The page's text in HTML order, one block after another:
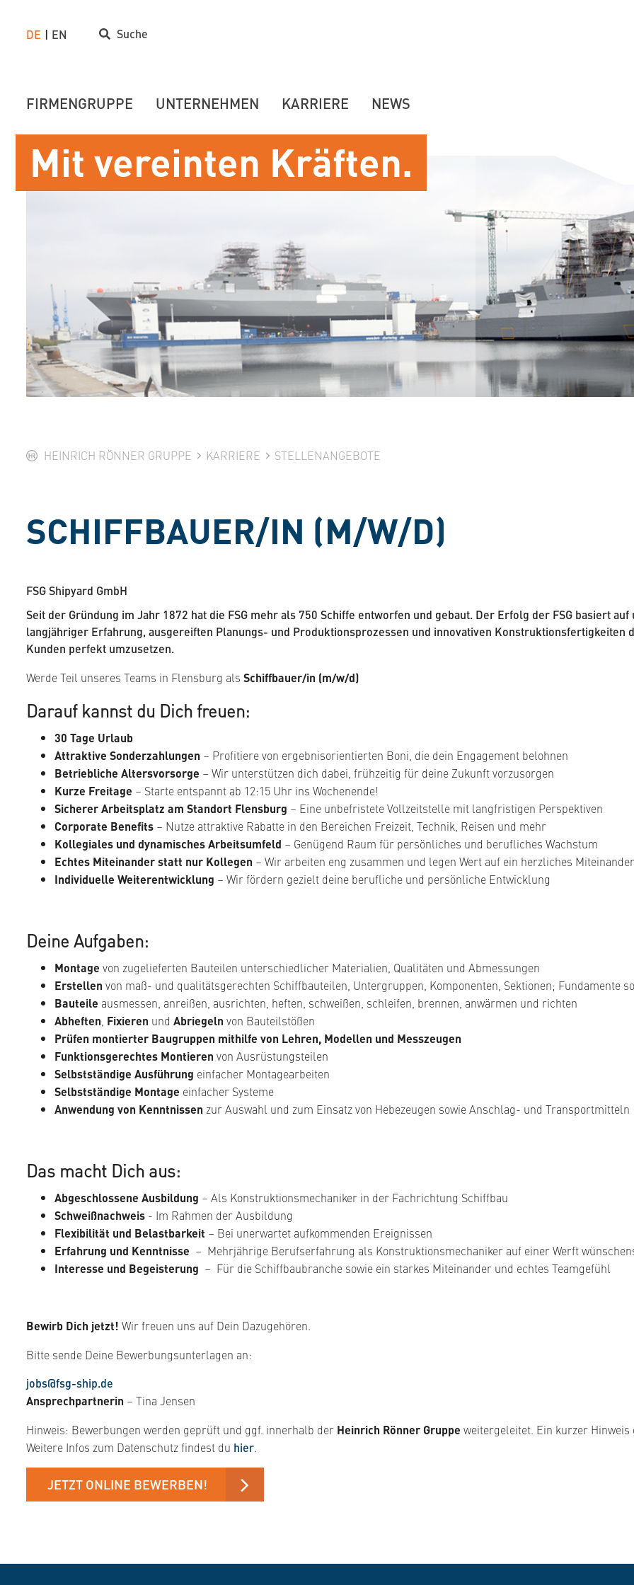
HEINRICH RÖNNER GRUPPE KARRIERE STELLENANGEBOTE
SCHIFFBAUER/IN (M/W/D)
FSG Shipyard GmbH
Seit der Gründung im Jahr 1872 hat die FSG mehr als 750 Schiffe entworfen und gebaut. Der Erfolg der FSG basiert
langjähriger Erfahrung, ausgereiften Planungs- und Produktionsprozessen und innovativen Konstruktionsfertigkeiten
Kunden perfekt umzusetzen.
Werde Teil unseres Teams in Flensburg als Schiffbauer/in (m/w/d)
Darauf kannst du Dich freuen:
30 Tage Urlaub
Attraktive Sonderzahlungen – Profitiere von ergebnisorientierten Boni, die dein Engagement belohnen
Betriebliche Altersvorsorge – Wir unterstützen dich dabei, frühzeitig für deine Zukunft vorzusorgen
Kurze Freitage – Starte entspannt ab 12:15 Uhr ins Wochenende!
Sicherer Arbeitsplatz am Standort Flensburg – Eine unbefristete Vollzeitstelle mit langfristigen Perspektiven
Corporate Benefits – Nutze attraktive Rabatte in den Bereichen Freizeit, Technik, Reisen und mehr
Kollegiales und dynamisches Arbeitsumfeld – Genügend Raum für persönliches und berufliches Wachstum
Echtes Miteinander statt nur Kollegen – Wir arbeiten eng zusammen und legen Wert auf ein herzliches Miteinander
Individuelle Weiterentwicklung – Wir fördern gezielt deine berufliche und persönliche Entwicklung
Deine Aufgaben:
Montage von zugelieferten Bauteilen unterschiedlicher Materialien, Qualitäten und Abmessungen
Erstellen von maß- und qualitätsgerechten Schiffbauteilen, Untergruppen, Komponenten, Sektionen; Fundamente
Bauteile ausmessen, anreißen, ausrichten, heften, schweißen, schleifen, brennen, anwärmen und richten
Abheften Fixieren und Abriegeln von Bauteilstößen
Prüfen montierter Baugruppen mithilfe von Lehren, Modellen und Messzeugen
Funktionsgerechtes Montieren von Ausrüstungsteilen
Selbstständige Ausführung einfacher Montagearbeiten
Selbstständige Montage einfacher Systeme
Anwendung von Kenntnissen zur Auswahl und zum Einsatz von Hebezeugen sowie Anschlag- und Transportmitteln
Das macht Dich aus:
Abgeschlossene Ausbildung – Als Konstruktionsmechaniker in der Fachrichtung Schiffbau
Schweißnachweis - Im Rahmen der Ausbildung
Flexibilität und Belastbarkeit – Bei unerwartet aufkommenden Ereignissen
Erfahrung und Kenntnisse – Mehrjährige Berufserfahrung als Konstruktionsmechaniker auf einer Werft
Interesse und Begeisterung – Für die Schiffbaubranche sowie ein starkes Miteinander und echtes Teamgefühl
Bewirb Dich jetzt! Wir freuen uns auf Dein Dazugehören.
Bitte sende Deine Bewerbungsunterlagen an:
jobs@fsg-ship.de
Ansprechpartnerin – Tina Jensen
Hinweis: Bewerbungen werden geprüft und ggf. innerhalb der Heinrich Rönner Gruppe weitergeleitet. Ein kurzer
Weitere Infos zum Datenschutz findest du hier.
JETZT ONLINE BEWERBEN!
Mit vereinten Kräften.
DE EN Suche
FIRMENGRUPPE UNTERNEHMEN KARRIERE NEWS